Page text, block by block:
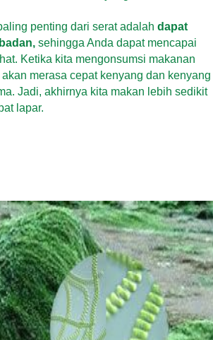
penting dari serat adalah dapat
sehingga Anda dapat mencapai
Ketika kita mengonsumsi makanan
merasa cepat kenyang dan kenyang
Jadi, akhirnya kita makan lebih sedikit
lapar.